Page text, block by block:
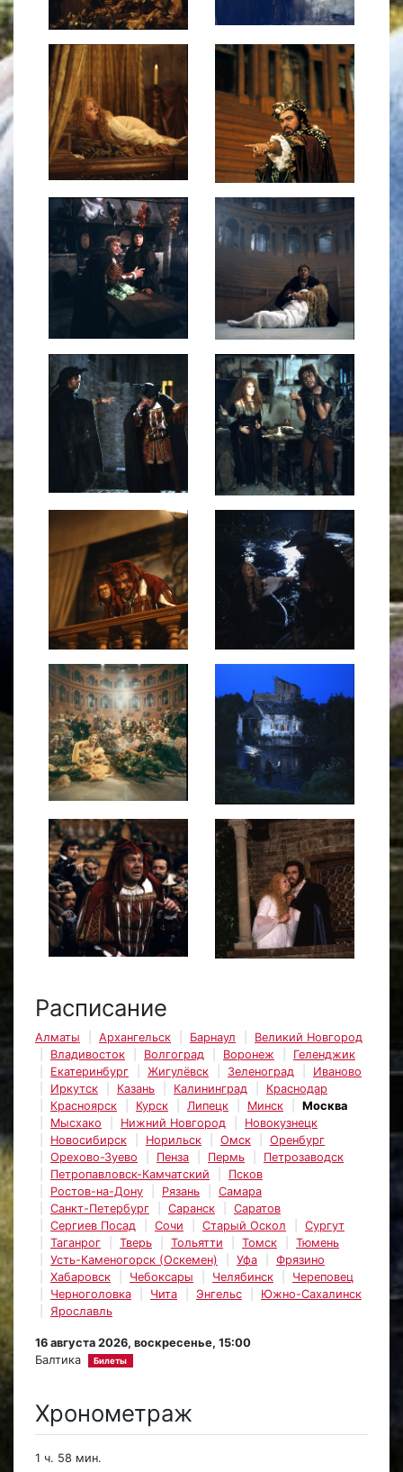
Расписание
Алматы Архангельск Барнаул
Великий Новгород
Владивосток
Волгоград Воронеж
Геленджик
Екатеринбург
Жигулёвск Зеленоград
Иваново
Иркутск
Казань Калининград
Краснодар
Красноярск
Курск Липецк Минск
Москва
Мысхако
Нижний Новгород
Новокузнецк
Новосибирск
Норильск Омск
Оренбург
Орехово-Зуево
Пенза Пермь
Петрозаводск
Петропавловск-Камчатский
Псков
Ростов-на-Дону
Рязань
Самара
Санкт-Петербург
Саранск
Саратов
Сергиев Посад
Сочи Старый Оскол
Сургут
Таганрог
Тверь Тольятти Томск
Тюмень
Усть-Каменогорск (Оскемен)
Уфа
Фрязино
Хабаровск
Чебоксары Челябинск
Череповец
Черноголовка
Чита Энгельс
Южно-Сахалинск
Ярославль
16 августа 2026, воскресенье, 15:00
Балтика
Билеты
Хронометраж
1 ч. 58 мин.